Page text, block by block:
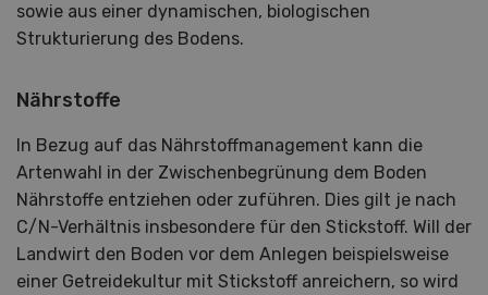
sowie aus einer dynamischen, biologischen
Strukturierung des Bodens.
Nährstoffe
In Bezug auf das Nährstoffmanagement kann die
Artenwahl in der Zwischenbegrünung dem Boden
Nährstoffe entziehen oder zuführen. Dies gilt je nach
C/N-Verhältnis insbesondere für den Stickstoff. Will der
Landwirt den Boden vor dem Anlegen beispielsweise
einer Getreidekultur mit Stickstoff anreichern, so wird